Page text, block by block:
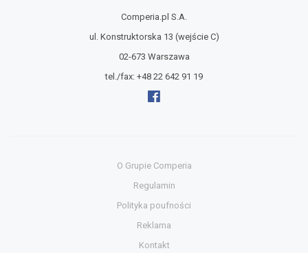
Comperia.pl S.A.
ul. Konstruktorska 13 (wejście C)
02-673 Warszawa
tel./fax: +48 22 642 91 19
O Grupie Comperia
Regulamin
Polityka poufności
Reklama
Kontakt